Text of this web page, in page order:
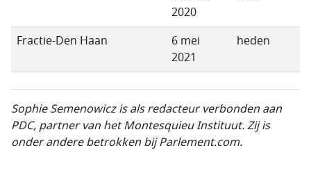
2020
Fractie-Den Haan
6 mei
2021
heden
Sophie Semenowicz is als redacteur verbonden aan
PDC, partner van het Montesquieu Instituut. Zij is
onder andere betrokken bij Parlement.com.